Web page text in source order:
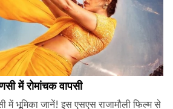
में रोमांचक वापसी
में भूमिका जानें! इस एसएस राजामौली फिल्म से